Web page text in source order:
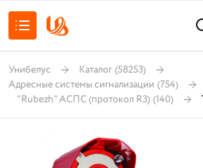
Унибелус Каталог (58253)
Адресные системы сигнализации (754)
"Rubezh" АСПС (протокол R3) (140)